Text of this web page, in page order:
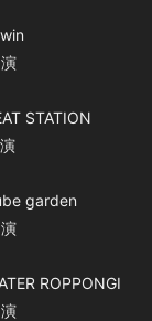
STATION
garden
ROPPONGI